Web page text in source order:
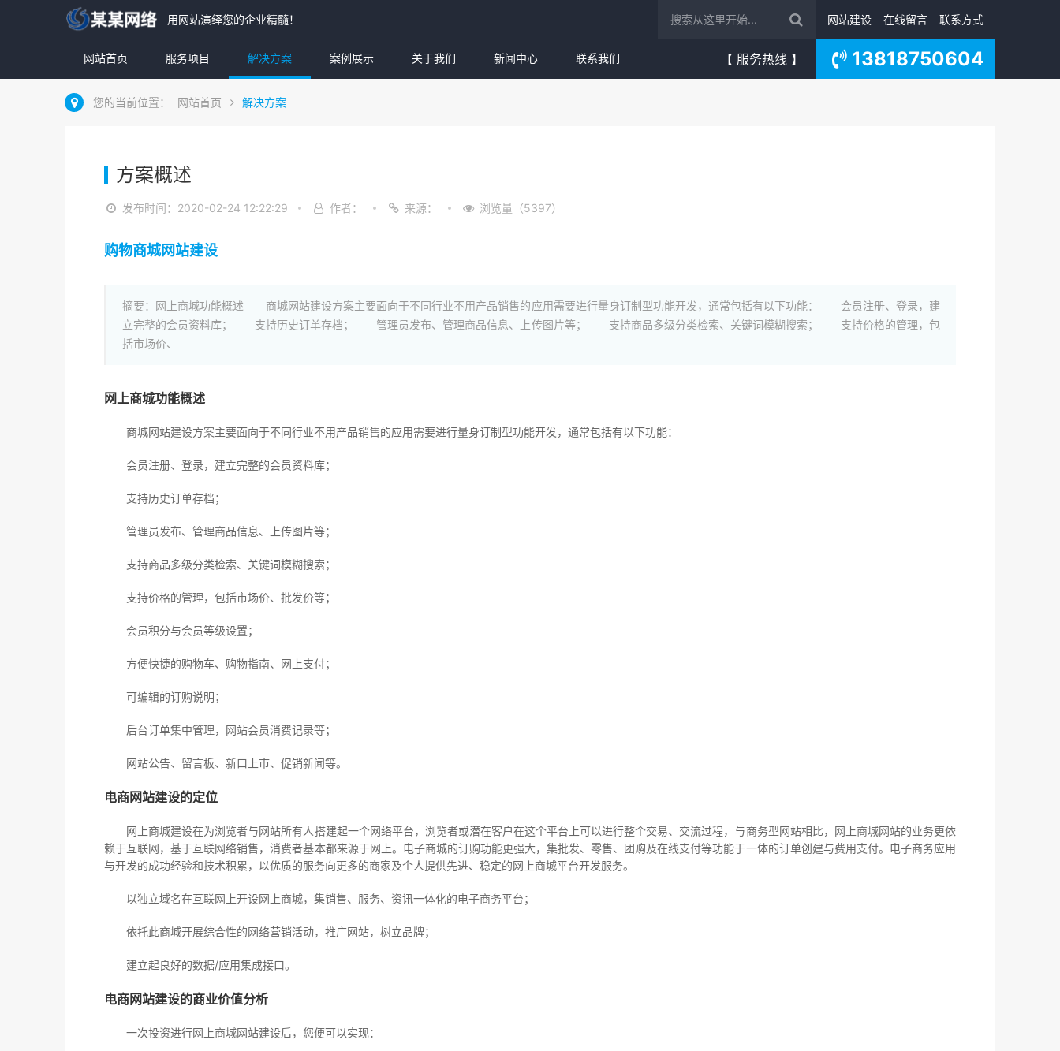
用网站演绎您的企业精髓！ 网站建设 在线留言 联系方式
网站首页 服务项目 解决方案 案例展示 关于我们 新闻中心 联系我们 【 服务热线 】 13818750604
您的当前位置： 网站首页 解决方案
方案概述
发布时间：2020-02-24 12:22:29 作者： 来源： 浏览量（5397）
购物商城网站建设
摘要：网上商城功能概述 商城网站建设方案主要面向于不同行业不用产品销售的应用需要进行量身订制型功能开发，通常包括有以下功能： 会员注册、登录，建
立完整的会员资料库； 支持历史订单存档； 管理员发布、管理商品信息、上传图片等； 支持商品多级分类检索、关键词模糊搜索； 支持价格的管理，包
括市场价、
网上商城功能概述
商城网站建设方案主要面向于不同行业不用产品销售的应用需要进行量身订制型功能开发，通常包括有以下功能：
会员注册、登录，建立完整的会员资料库；
支持历史订单存档；
管理员发布、管理商品信息、上传图片等；
支持商品多级分类检索、关键词模糊搜索；
支持价格的管理，包括市场价、批发价等；
会员积分与会员等级设置；
方便快捷的购物车、购物指南、网上支付；
可编辑的订购说明；
后台订单集中管理，网站会员消费记录等；
网站公告、留言板、新口上市、促销新闻等。
电商网站建设的定位
网上商城建设在为浏览者与网站所有人搭建起一个网络平台，浏览者或潜在客户在这个平台上可以进行整个交易、交流过程，与商务型网站相比，网上商城网站的业务更依
赖于互联网，基于互联网络销售，消费者基本都来源于网上。电子商城的订购功能更强大，集批发、零售、团购及在线支付等功能于一体的订单创建与费用支付。电子商务应用
与开发的成功经验和技术积累，以优质的服务向更多的商家及个人提供先进、稳定的网上商城平台开发服务。
以独立域名在互联网上开设网上商城，集销售、服务、资讯一体化的电子商务平台；
依托此商城开展综合性的网络营销活动，推广网站，树立品牌；
建立起良好的数据/应用集成接口。
电商网站建设的商业价值分析
一次投资进行网上商城网站建设后，您便可以实现：